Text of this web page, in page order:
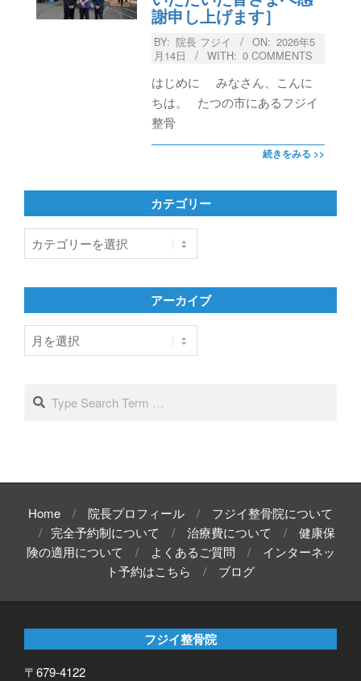
謝申し上げます］
BY: 院長 フジイ ON: 2026年5
月14日
WITH: 0 COMMENTS
はじめに みなさん、こんに
ちは。 たつの市にあるフジイ
整骨
続きをみる >>
カテゴリー
テ
リ
アーカイブ
ア
ー
ブSearch
Home 院長プロフィール
フジイ整骨院について
完全予約制について
治療費について
健康保
険の適用について
よくあるご質問
インターネッ
ト予約はこちら
ブログ
フジイ整骨院
〒679-4122